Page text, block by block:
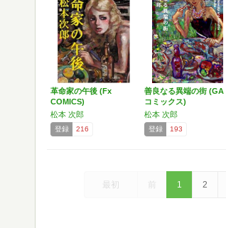
革命家の午後 (Fx
COMICS)
松本 次郎
登録 216
善良なる異端の街 (GA
コミックス)
松本 次郎
登録 193
最初 前 1 2